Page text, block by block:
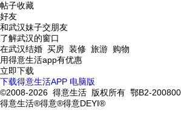
帖子收藏
好友
和武汉妹子交朋友
了解武汉的窗口
在武汉结婚 买房 装修 旅游 购物
用得意生活app有优惠
立即下载
下载得意生活APP 电脑版
©2008-2026 得意生活 版权所有 鄂B2-
得意生活®得意®得意DEYI®